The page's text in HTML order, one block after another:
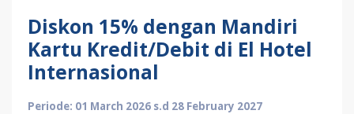
Diskon 15% dengan Mandiri
Kartu Kredit/Debit di El Hotel
Internasional
Periode: 01 March 2026 s.d 28 February 2027